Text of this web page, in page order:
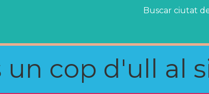
Buscar ciutat
un cop d'ull al